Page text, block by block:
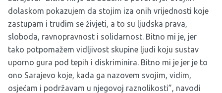
dolaskom pokazujem da stojim iza onih vrijednosti koje
zastupam i trudim se živjeti, a to su ljudska prava,
sloboda, ravnopravnost i solidarnost. Bitno mi je, jer
tako potpomažem vidljivost skupine ljudi koju sustav
uporno gura pod tepih i diskriminira. Bitno mi je jer je to
ono Sarajevo koje, kada ga nazovem svojim, vidim,
osjećam i podržavam u njegovoj raznolikosti”, navodi